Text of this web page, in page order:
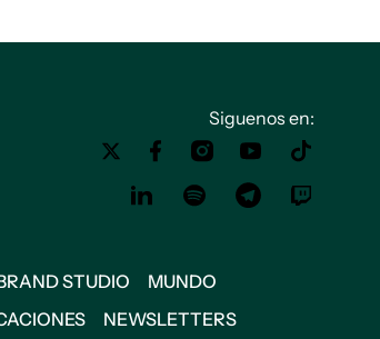
Siguenos en:
STUDIO
MUNDO
NEWSLETTERS